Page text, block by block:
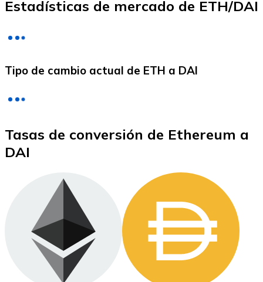
XRP
XRP
Estadísticas de mercado de ETH/DAI
Tipo de cambio actual de ETH a DAI
Tasas de conversión de Ethereum a
DAI